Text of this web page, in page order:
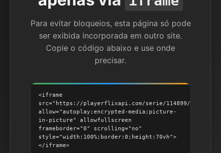
Para evitar bloqueios, esta página só pode
ser exibida incorporada em outro site.
Copie o código abaixo e use onde
precisar.
<iframe
src="https://playerflixapi.com/serie/114899/4/3/"
allow="autoplay;encrypted-media;picture-
in-picture" allowfullscreen
frameborder="0" scrolling="no"
style="width:100%;border:0;height:70vh">
</iframe>